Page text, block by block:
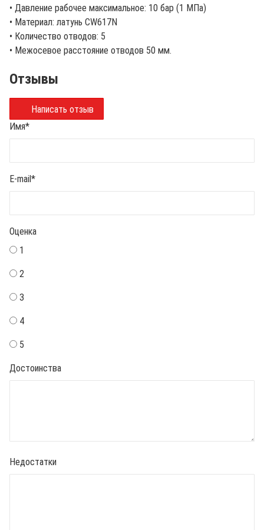
• Давление рабочее максимальное: 10 бар (1 МПа)
• Материал: латунь CW617N
• Количество отводов: 5
• Межосевое расстояние отводов 50 мм.
Отзывы
Написать отзыв
Имя*
E-mail*
Оценка
1
2
3
4
5
Достоинства
Недостатки